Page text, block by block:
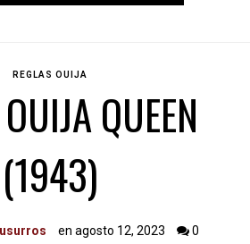
REGLAS OUIJA
QUEEN
(1943)
en agosto 12, 2023 0